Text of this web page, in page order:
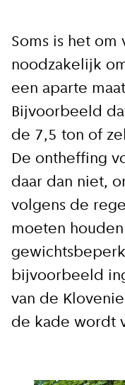
Soms is het
noodzakelijk
een aparte
Bijvoorbeeld
de 7,5 ton of
De ontheffing
daar dan niet,
volgens de
moeten
bijvoorbeeld
van de
de kade wordt